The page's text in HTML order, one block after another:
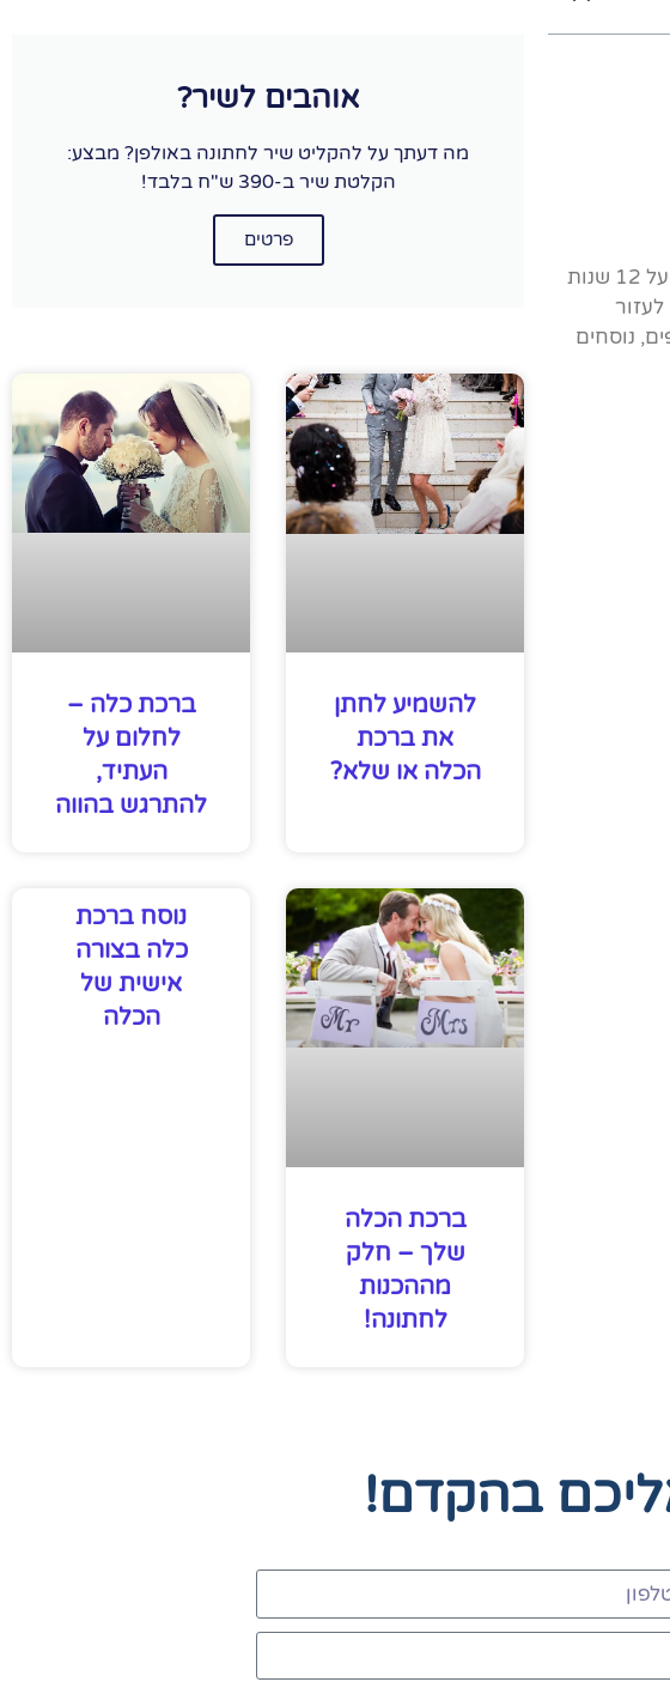
אתר הבית של ברכות הכלה - כל מה שצריך לדעת במקום אחד! לירון המפיק המוזיקלי עם מעל 12 שנות
נוסחים
אוהבים לשיר?
מה דעתך על להקליט שיר לחתונה באולפן? מבצע:
הקלטת שיר ב-390 ש"ח בלבד!
פרטים
להשמיע לחתן
את ברכת
הכלה או שלא?
ברכת כלה –
לחלום על
העתיד,
להתרגש בהווה
ברכת הכלה
שלך – חלק
מההכנות
לחתונה!
נוסח ברכת
כלה בצורה
אישית של
הכלה
בהקדם!